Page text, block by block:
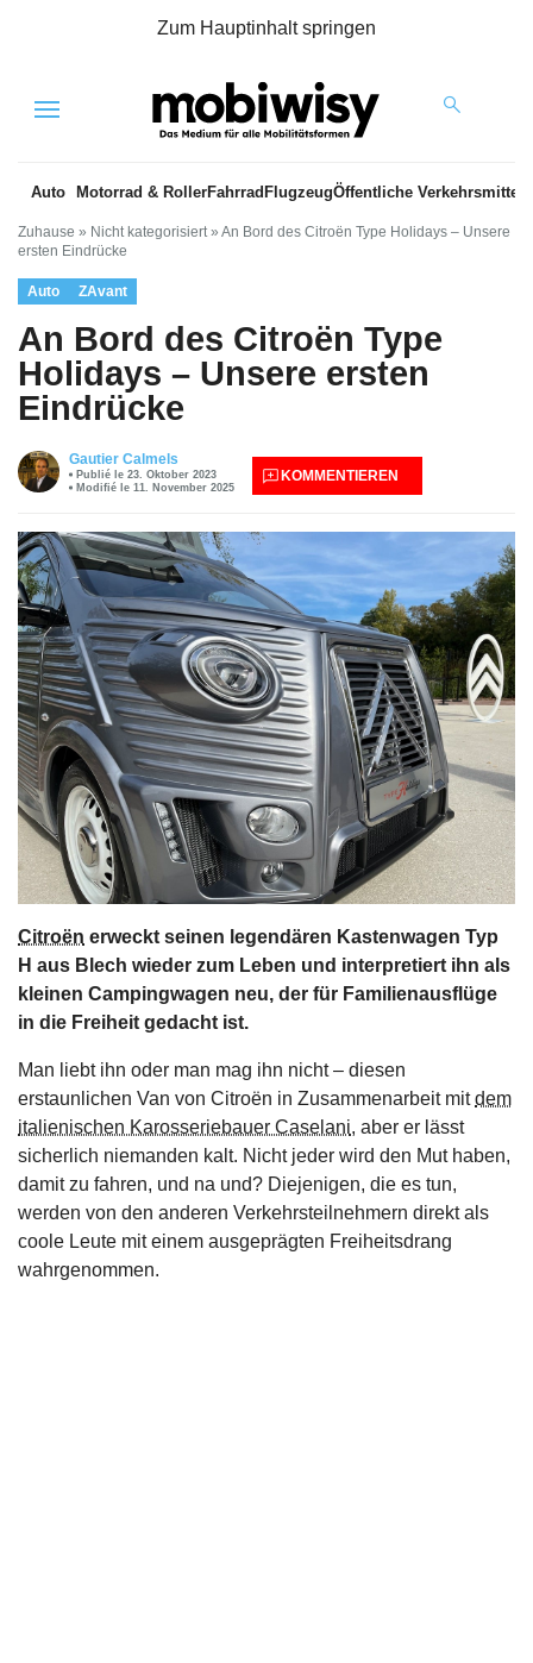
Zum Hauptinhalt springen
Menu
Auto Motorrad & RollerFahrrad FlugzeugÖffentliche Verkehrsmittel
Zuhause » Nicht kategorisiert » An Bord des Citroën Type Holidays – Unsere
ersten Eindrücke
Auto ZAvant
An Bord des Citroën Type
Holidays – Unsere ersten
Eindrücke
Gautier Calmels
Publié le 23. Oktober 2023
Modifié le 11. November 2025
KOMMENTIEREN
Citroën erweckt seinen legendären Kastenwagen Typ
H aus Blech wieder zum Leben und interpretiert ihn als
kleinen Campingwagen neu, der für Familienausflüge
in die Freiheit gedacht ist.
Man liebt ihn oder man mag ihn nicht – diesen
erstaunlichen Van von Citroën in Zusammenarbeit mitdem
italienischen Karosseriebauer Caselani, aber er lässt
sicherlich niemanden kalt. Nicht jeder wird den Mut haben,
damit zu fahren, und na und? Diejenigen, die es tun,
werden von den anderen Verkehrsteilnehmern direkt als
coole Leute mit einem ausgeprägten Freiheitsdrang
wahrgenommen.